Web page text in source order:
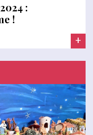
:
!
+